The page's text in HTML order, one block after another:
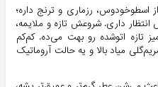
رزماری و ترنج داره؛
داری. شروعش تازه و ملایمه،
اتو‌شده رو بهت می‌ده. کم‌کم
میاد بالا و یه حالت آروماتیک